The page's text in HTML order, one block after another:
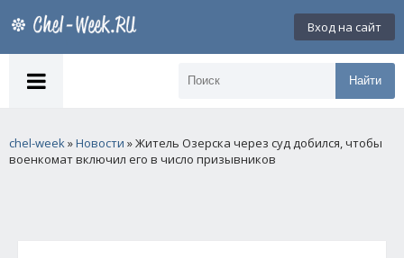
Вход на сайт
Найти
chel-week»Новости » Житель Озерска через суд добился, чтобы
военкомат включил его в число призывников